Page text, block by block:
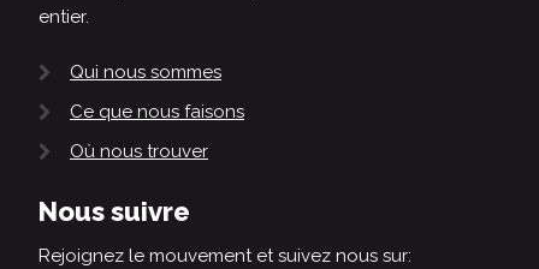
entier.
Qui nous sommes
Ce que nous faisons
Où nous trouver
Nous suivre
Rejoignez le mouvement et suivez nous sur: